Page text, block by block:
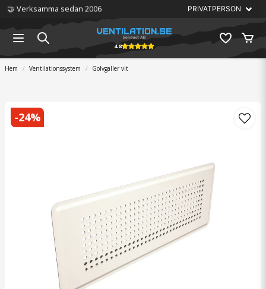
🤝 Verksamma sedan 2006
4.8
Hem Ventilationssystem Golvgaller vit
-24%